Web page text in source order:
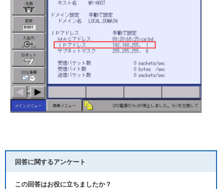
回答に関するアンケート
この回答はお役に立ちましたか？